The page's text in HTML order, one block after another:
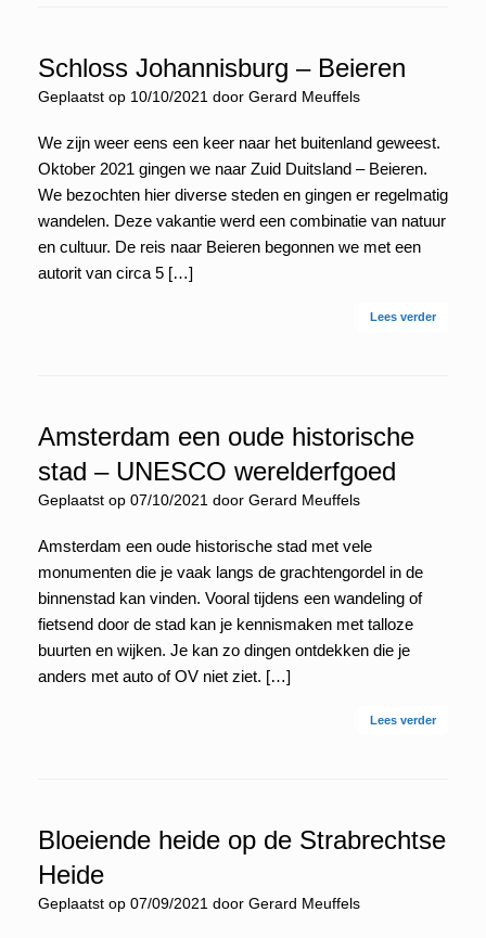
Schloss Johannisburg – Beieren
Geplaatst op 10/10/2021 door Gerard Meuffels
We zijn weer eens een keer naar het buitenland geweest.
Oktober 2021 gingen we naar Zuid Duitsland – Beieren.
We bezochten hier diverse steden en gingen er regelmatig
wandelen. Deze vakantie werd een combinatie van natuur
en cultuur. De reis naar Beieren begonnen we met een
autorit van circa 5 […]
Lees verder
Amsterdam een oude historische
stad – UNESCO werelderfgoed
Geplaatst op 07/10/2021 door Gerard Meuffels
Amsterdam een oude historische stad met vele
monumenten die je vaak langs de grachtengordel in de
binnenstad kan vinden. Vooral tijdens een wandeling of
fietsend door de stad kan je kennismaken met talloze
buurten en wijken. Je kan zo dingen ontdekken die je
anders met auto of OV niet ziet. […]
Lees verder
Bloeiende heide op de Strabrechtse
Heide
Geplaatst op 07/09/2021 door Gerard Meuffels